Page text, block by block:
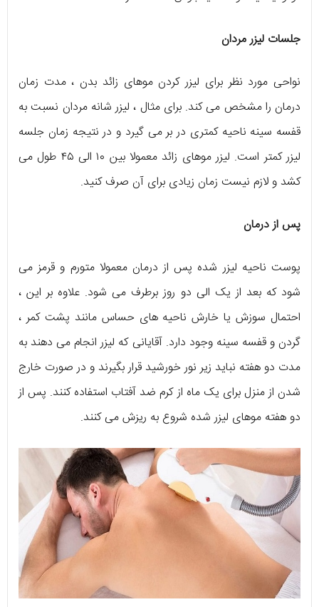
جلسات لیزر مردان
نواحی مورد نظر برای لیزر کردن موهای زائد بدن ، مدت زمان
درمان را مشخص می کند. برای مثال ، لیزر شانه مردان نسبت به
قفسه سینه ناحیه کمتری در بر می گیرد و در نتیجه زمان جلسه
لیزر کمتر است. لیزر موهای زائد معمولا بین ۱۰ الی ۴۵ طول می
کشد و لازم نیست زمان زیادی برای آن صرف کنید.
پس از درمان
پوست ناحیه لیزر شده پس از درمان معمولا متورم و قرمز می
شود که بعد از یک الی دو روز برطرف می شود. علاوه بر این ،
احتمال سوزش یا خارش ناحیه های حساس مانند پشت کمر ،
گردن و قفسه سینه وجود دارد. آقایانی که لیزر انجام می دهند به
مدت دو هفته نباید زیر نور خورشید قرار بگیرند و در صورت خارج
شدن از منزل برای یک ماه از کرم ضد آفتاب استفاده کنند. پس از
دو هفته موهای لیزر شده شروع به ریزش می کنند.